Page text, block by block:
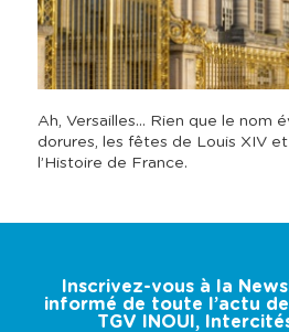
Ah, Versailles… Rien que le nom
dorures, les fêtes de Louis XIV
l’Histoire de France.
Inscrivez-vous à la
informé de toute l’actu de
TGV INOUI,